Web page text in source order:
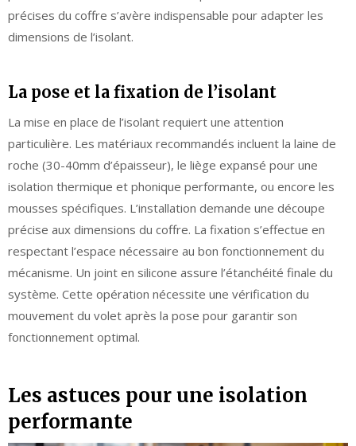
précises du coffre s’avère indispensable pour adapter les
dimensions de l’isolant.
La pose et la fixation de l’isolant
La mise en place de l’isolant requiert une attention
particulière. Les matériaux recommandés incluent la laine de
roche (30-40mm d’épaisseur), le liège expansé pour une
isolation thermique et phonique performante, ou encore les
mousses spécifiques. L’installation demande une découpe
précise aux dimensions du coffre. La fixation s’effectue en
respectant l’espace nécessaire au bon fonctionnement du
mécanisme. Un joint en silicone assure l’étanchéité finale du
système. Cette opération nécessite une vérification du
mouvement du volet après la pose pour garantir son
fonctionnement optimal.
Les astuces pour une isolation
performante